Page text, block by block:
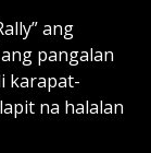
ang
pangalan
karapat-
na halalan